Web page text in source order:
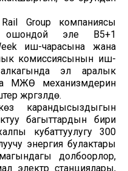
Group компаниясы
ошондой эле B5+1
иш-чарасына жана
комиссиясынын иш-
эл аралык
МЖӨ механизмдерин
жүргүзүлүүдө.
карандысыздыгын
багыттардын бири
кубаттуулугу 300
энергия булактары
долбоорлор,
электр станциялары,